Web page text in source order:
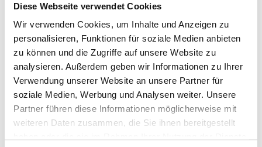
Diese Webseite verwendet Cookies
Wir verwenden Cookies, um Inhalte und Anzeigen zu
personalisieren, Funktionen für soziale Medien anbieten
zu können und die Zugriffe auf unsere Website zu
analysieren. Außerdem geben wir Informationen zu Ihrer
Verwendung unserer Website an unsere Partner für
soziale Medien, Werbung und Analysen weiter. Unsere
Partner führen diese Informationen möglicherweise mit
weiteren Daten zusammen, die Sie ihnen bereitgestellt
02/ 2021 | Bericht
Unlocking smallholder finance for
sustainable agriculture in Southeast
Asia
Englisch (externer Link)